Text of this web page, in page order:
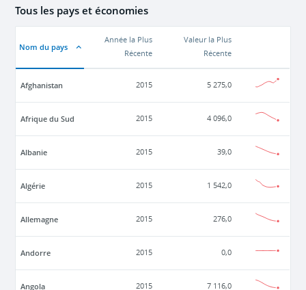
Tous les pays et économies
Nom du pays
Année la Plus
Récente
Valeur la Plus
Récente
Afghanistan 2015 5 275,0
Afrique du Sud 2015 4 096,0
Albanie 2015 39,0
Algérie 2015 1 542,0
Allemagne 2015 276,0
Andorre 2015 0,0
Angola 2015 7 116,0